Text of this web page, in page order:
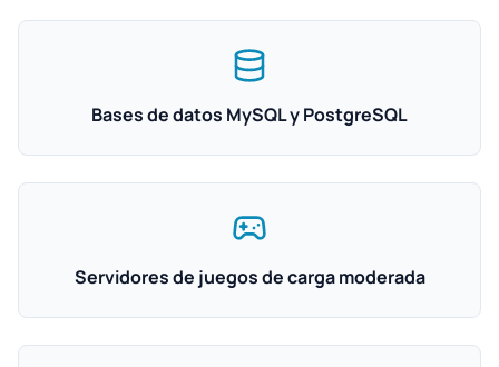
Bases de datos MySQL y PostgreSQL
Servidores de juegos de carga moderada